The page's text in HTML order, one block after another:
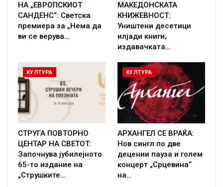
НА „ЕВРОПСКИОТ
САНДЕНС“: Светска
премиера за „Нема да
ви се верува…
МАКЕДОНСКАТА
КНИЖЕВНОСТ:
Уништени десетици
илјади книги,
издавачката…
КУЛТУРА
СТРУГА ПОВТОРНО
ЦЕНТАР НА СВЕТОТ:
Започнува јубилејното
65-то издание на
„Струшките…
КУЛТУРА
АРХАНГЕЛ СЕ ВРАЌА:
Нов сингл по две
децении пауза и голем
концерт „Срцевина“
на…